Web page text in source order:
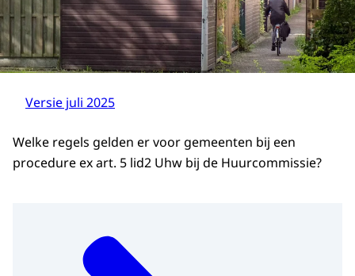
Versie juli 2025
Welke regels gelden er voor gemeenten bij een
procedure ex art. 5 lid2 Uhw bij de Huurcommissie?